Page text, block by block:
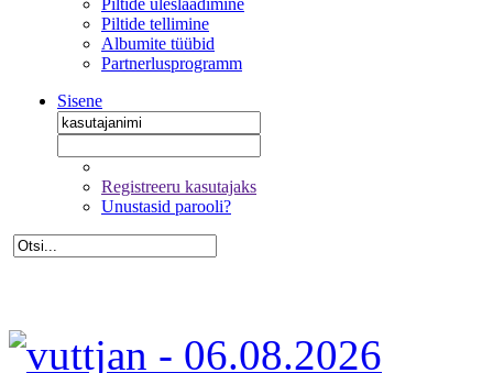
Piltide üleslaadimine
Piltide tellimine
Albumite tüübid
Partnerlusprogramm
Sisene
Registreeru kasutajaks
Unustasid parooli?